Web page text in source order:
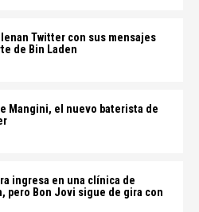
Twitter con sus mensajes
de Bin Laden
Mangini, el nuevo baterista de
ingresa en una clínica de
pero Bon Jovi sigue de gira con